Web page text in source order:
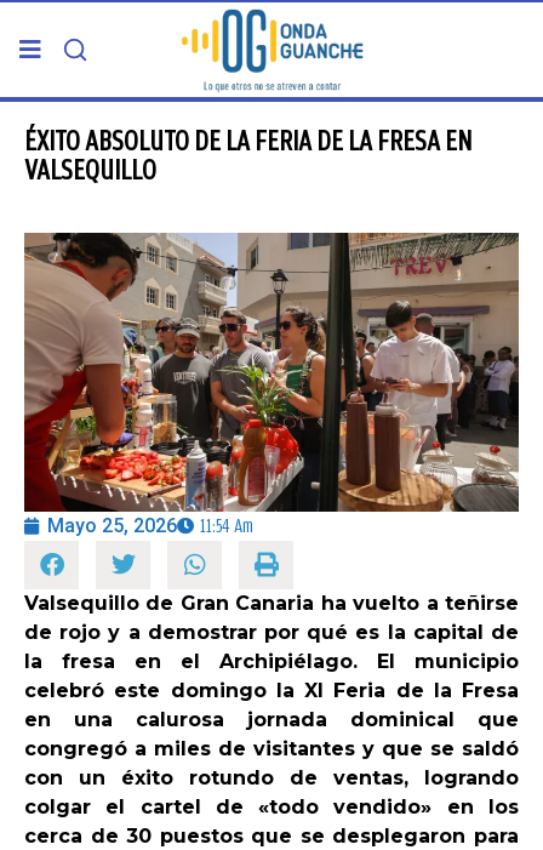
PORTADA
GRAN CANARIA
CANARIAS
5ª COLUMNA
CARTAS DEL DIRECTOR
ENTREVISTAS
OPINIÓN
PROGRAMAS
ÉXITO ABSOLUTO DE LA FERIA DE LA FRESA EN
VALSEQUILLO
Mayo 25, 2026 11:54 Am
Valsequillo de Gran Canaria ha vuelto a teñirse
de rojo y a demostrar por qué es la capital de
la fresa en el Archipiélago. El municipio
celebró este domingo la XI Feria de la Fresa
en una calurosa jornada dominical que
congregó a miles de visitantes y que se saldó
con un éxito rotundo de ventas, logrando
colgar el cartel de «todo vendido» en los
cerca de 30 puestos que se desplegaron para